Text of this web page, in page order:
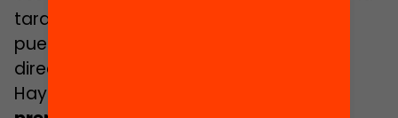
tarde porque sus padres trabajan o no
pueden ocuparse de ellos”, expone la
directora del centro, Montse Ruiz.
Hay estudios que demuestran la